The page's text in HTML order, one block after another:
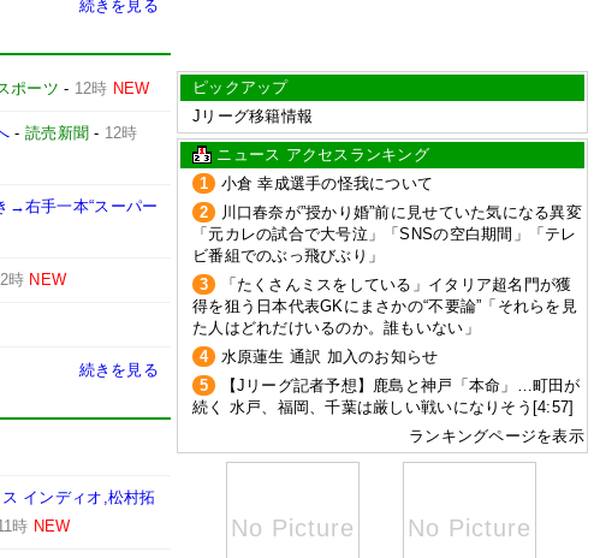
続きを見る
ポーツ - 12時 NEW
- 読売新聞 - 12時
→右手一本“スーパー
時 NEW
続きを見る
インディオ,松村拓
時 NEW
ピックアップ
Jリーグ移籍情報
ニュース アクセスランキング
1
小倉 幸成選手の怪我について
2
川口春奈が”授かり婚”前に見せていた気になる異変
「元カレの試合で大号泣」「SNSの空白期間」「テレ
ビ番組でのぶっ飛びぶり」
3
「たくさんミスをしている」イタリア超名門が獲
得を狙う日本代表GKにまさかの“不要論”「それらを見
た人はどれだけいるのか。誰もいない」
4
水原蓮生 通訳 加入のお知らせ
5
【Jリーグ記者予想】鹿島と神戸「本命」…町田が
続く 水戸、福岡、千葉は厳しい戦いになりそう[4:57]
ランキングページを表示